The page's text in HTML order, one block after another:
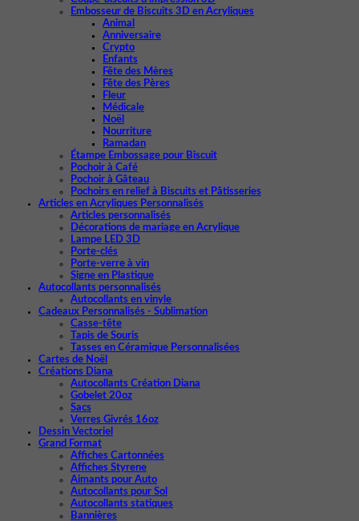
Embosseur de Biscuits 3D en Acryliques
Animal
Anniversaire
Crypto
Enfants
Fête des Mères
Fête des Pères
Fleur
Médicale
Noël
Nourriture
Ramadan
Étampe Embossage pour Biscuit
Pochoir à Café
Pochoir à Gâteau
Pochoirs en relief à Biscuits et Pâtisseries
Articles en Acryliques Personnalisés
Articles personnalisés
Décorations de mariage en Acrylique
Lampe LED 3D
Porte-clés
Porte-verre à vin
Signe en Plastique
Autocollants personnalisés
Autocollants en vinyle
Cadeaux Personnalisés - Sublimation
Casse-tête
Tapis de Souris
Tasses en Céramique Personnalisées
Cartes de Noël
Créations Diana
Autocollants Création Diana
Gobelet 20oz
Sacs
Verres Givrés 16oz
Dessin Vectoriel
Grand Format
Affiches Cartonnées
Affiches Styrene
Aimants pour Auto
Autocollants pour Sol
Autocollants statiques
Bannières